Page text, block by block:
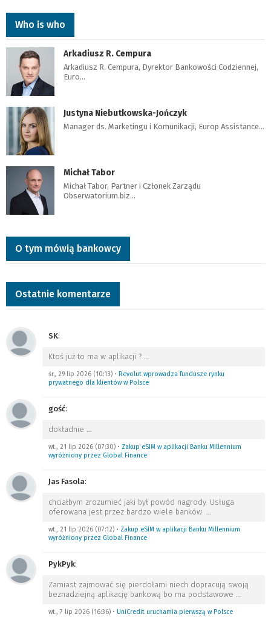
Who is who
Arkadiusz R. Cempura
Arkadiusz R. Cempura, Dyrektor Bankowości Codziennej,
Euro…
Justyna Niebutkowska-Jończyk
Manager ds. Marketingu i Komunikacji, Europ Assistance…
Michał Tabor
Michał Tabor, Partner i Członek Zarządu
Obserwatorium.biz…
O tym mówią bankowcy
Ostatnie komentarze
SK:
Ktoś już to ma w aplikacji ? …
śr., 29 lip 2026 (10:13) • Revolut wprowadza fundusze rynku
prywatnego dla klientów w Polsce
gość:
dokładnie …
wt., 21 lip 2026 (07:30) • Zakup eSIM w aplikacji Banku Millennium
wyróżniony przez Global Finance
Jas Fasola:
chciałbym zrozumieć jaki był powód nagrody. Usługa
oferowana jest przez bardzo wiele banków. …
wt., 21 lip 2026 (07:12) • Zakup eSIM w aplikacji Banku Millennium
wyróżniony przez Global Finance
PykPyk:
Zamiast zajmować się pierdołami niech dopracują swoją
beznadziejną aplikację bankową bo ma podstawowe …
wt., 7 lip 2026 (16:36) • UniCredit uruchamia pierwszą w Polsce